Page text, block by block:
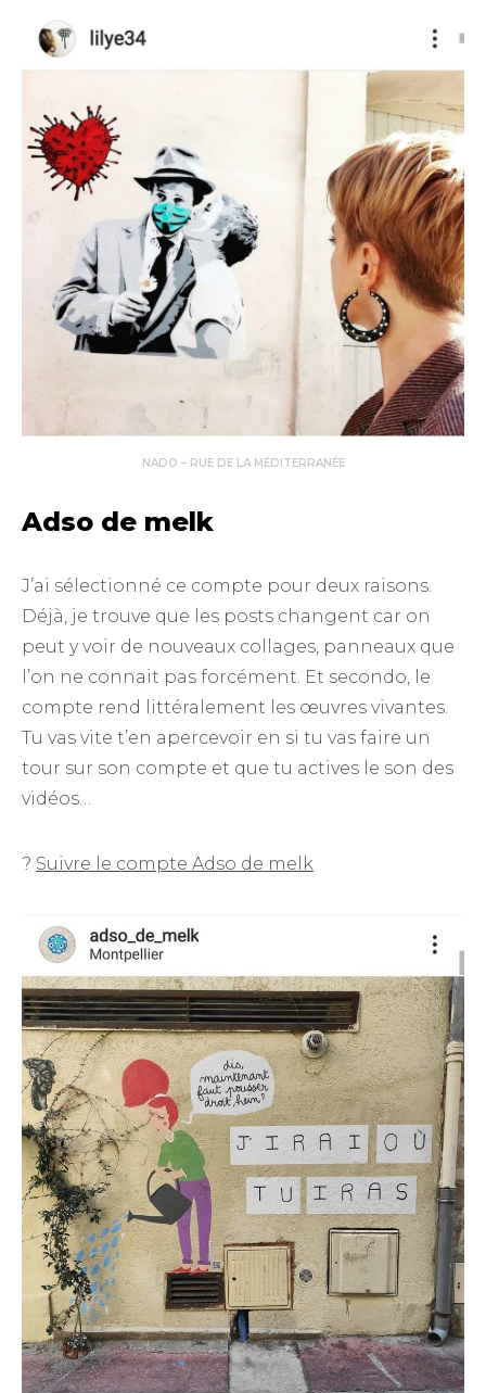
NADO – RUE DE LA MÉDITERRANÉE
Adso de melk
J’ai sélectionné ce compte pour deux raisons.
Déjà, je trouve que les posts changent car on
peut y voir de nouveaux collages, panneaux que
l’on ne connait pas forcément. Et secondo, le
compte rend littéralement les œuvres vivantes.
Tu vas vite t’en apercevoir en si tu vas faire un
tour sur son compte et que tu actives le son des
vidéos…
? Suivre le compte Adso de melk